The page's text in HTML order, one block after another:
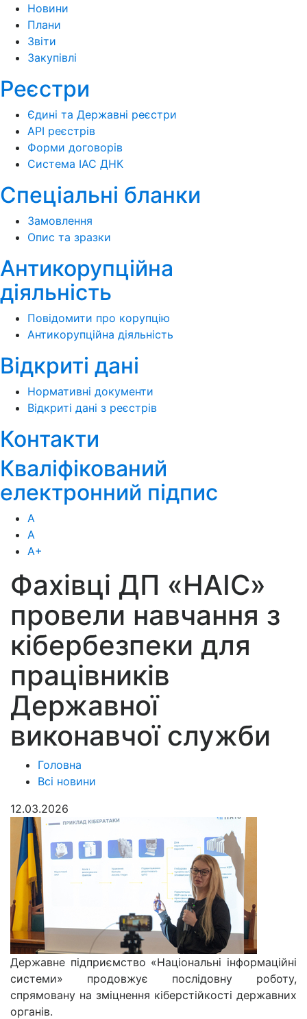
Новини
Плани
Звіти
Закупівлі
Реєстри
Єдині та Державні реєстри
API реєстрів
Форми договорів
Система ІАС ДНК
Спеціальні бланки
Замовлення
Опис та зразки
Антикорупційна
діяльність
Повідомити про корупцію
Антикорупційна діяльність
Відкриті дані
Нормативні документи
Відкриті дані з реєстрів
Контакти
Кваліфікований
електронний підпис
А
А
А+
Фахівці ДП «НАІС»
провели навчання з
кібербезпеки для
працівників
Державної
виконавчої служби
Головна
Всі новини
12.03.2026
Державне підприємство «Національні інформаційні
системи» продовжує послідовну роботу,
спрямовану на зміцнення кіберстійкості державних
органів.